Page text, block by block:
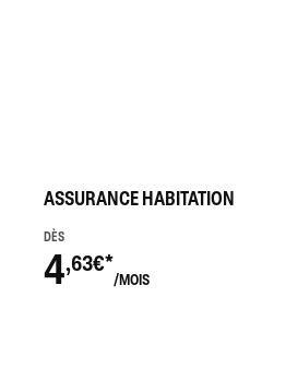
ASSURANCE HABITATION
DÈS
4,63€*
/MOIS